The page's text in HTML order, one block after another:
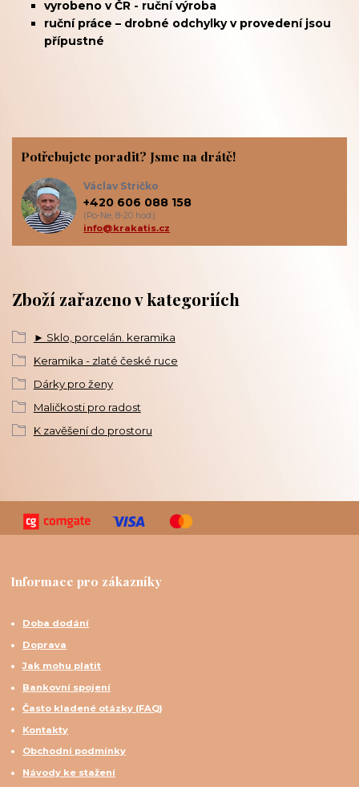
vyrobeno v ČR - ruční výroba
ruční práce – drobné odchylky v provedení jsou
přípustné
Zboží zařazeno v kategoriích
► Sklo, porcelán. keramika
Keramika - zlaté české ruce
Dárky pro ženy
Maličkosti pro radost
K zavěšení do prostoru
Potřebujete poradit? Jsme na drátě!
Václav Stričko
+420 606 088 158
(Po-Ne, 8-20 hod.)
info@krakatis.cz
Informace pro zákazníky
Doba dodání
Doprava
Jak mohu platit
Bankovní spojení
Často kladené otázky (FAQ)
Kontakty
Obchodní podmínky
Návody ke stažení